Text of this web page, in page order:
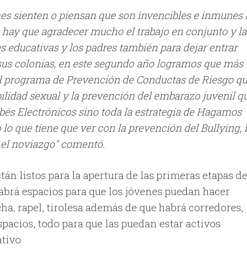
sienten o piensan que son invencibles e inmunes
que agradecer mucho el trabajo en conjunto y la
y los padres también para dejar entrar
colonias, en este segundo año logramos que más
de Prevención de Conductas de Riesgo
sexual y la prevención del embarazo juvenil
Electrónicos sino toda la estrategia de Hagamos
que tiene que ver con la prevención del Bullying,
noviazgo" comentó.
listos para la apertura de las primeras etapas
espacios para que los jóvenes puedan hacer
rapel, tirolesa además de que habrá corredores,
todo para que las puedan estar activos